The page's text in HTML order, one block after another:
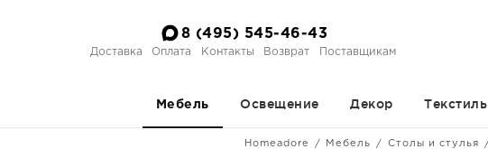
8 (495) 545-46-43
Доставка Оплата Контакты Возврат Поставщикам
Мебель Освещение Декор Текстиль
Homeadore Мебель Столы и стулья